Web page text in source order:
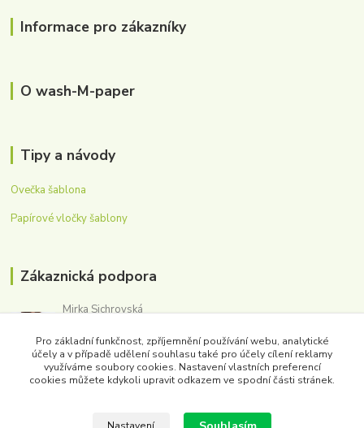
Informace pro zákazníky
O wash-M-paper
Tipy a návody
Ovečka šablona
Papírové vločky šablony
Zákaznická podpora
Mirka Sichrovská
(Po-Pá, 8-16 hod.)
obchod@washmpaper.cz
Pro základní funkčnost, zpříjemnění používání webu, analytické
účely a v případě udělení souhlasu také pro účely cílení reklamy
využíváme soubory cookies. Nastavení vlastních preferencí
cookies můžete kdykoli upravit odkazem ve spodní části stránek.